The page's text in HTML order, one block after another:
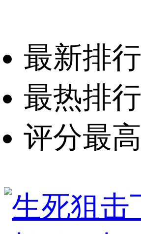
最新排行
最热排行
评分最高